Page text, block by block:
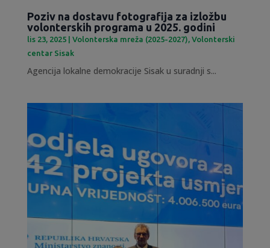
Poziv na dostavu fotografija za izložbu
volonterskih programa u 2025. godini
lis 23, 2025| Volonterska mreža (2025-2027) Volonterski
centar Sisak
Agencija lokalne demokracije Sisak u suradnji s...